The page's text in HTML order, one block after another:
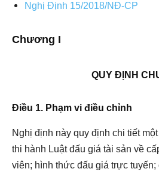
Nghị Định 15/2018/NĐ-CP
Chương I
QUY ĐỊNH
Điều 1. Phạm vi điều chỉnh
Nghị định này quy định chi tiết
thi hành Luật đấu giá tài sản về
viên; hình thức đấu giá trực tuyến;